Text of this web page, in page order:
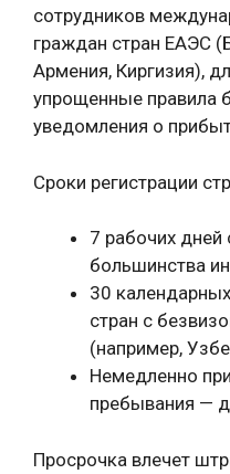
сотрудников
граждан стран ЕАЭС
Армения, Киргизия),
упрощенные правила
уведомления о
Сроки регистрации
7 рабочих
большинства
30
стран с
(например,
Немедленно
пребывания —
Просрочка влечет